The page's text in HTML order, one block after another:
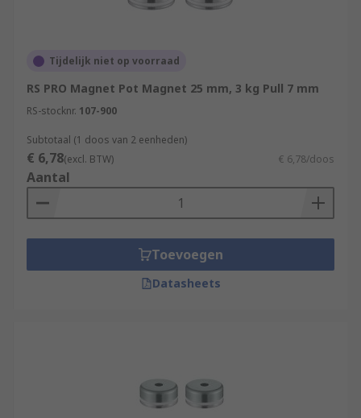
Tijdelijk niet op voorraad
RS PRO Magnet Pot Magnet 25 mm, 3 kg Pull 7 mm
RS-stocknr. 107-900
Subtotaal (1 doos van 2 eenheden)
€ 6,78(excl. BTW) € 6,78/doos
Aantal
Toevoegen
Datasheets